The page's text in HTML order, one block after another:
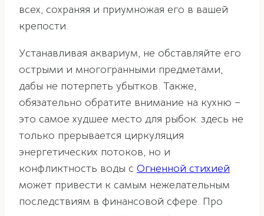
всех, сохраняя и приумножая его в вашей
крепости.
Устанавливая аквариум, не обставляйте его
острыми и многогранными предметами,
дабы не потерпеть убытков. Также,
обязательно обратите внимание на кухню –
это самое худшее место для рыбок: здесь не
только прерывается циркуляция
энергетических потоков, но и
конфликтность воды с Огненной стихией
может привести к самым нежелательным
последствиям в финансовой сфере. Про